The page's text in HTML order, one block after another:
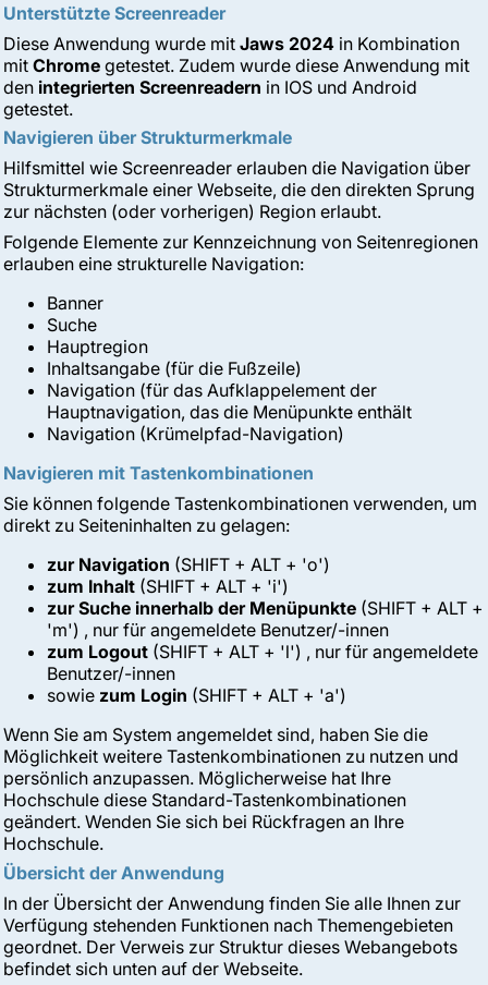
Unterstützte Screenreader
Diese Anwendung wurde mit Jaws 2024 in Kombination
mit Chrome getestet. Zudem wurde diese Anwendung mit
den integrierten Screenreadern in IOS und Android
getestet.
Navigieren über Strukturmerkmale
Hilfsmittel wie Screenreader erlauben die Navigation über
Strukturmerkmale einer Webseite, die den direkten Sprung
zur nächsten (oder vorherigen) Region erlaubt.
Folgende Elemente zur Kennzeichnung von Seitenregionen
erlauben eine strukturelle Navigation:
Banner
Suche
Hauptregion
Inhaltsangabe (für die Fußzeile)
Navigation (für das Aufklappelement der
Hauptnavigation, das die Menüpunkte enthält
Navigation (Krümelpfad-Navigation)
Navigieren mit Tastenkombinationen
Sie können folgende Tastenkombinationen verwenden, um
direkt zu Seiteninhalten zu gelagen:
zur Navigation (SHIFT + ALT + 'o')
zum Inhalt (SHIFT + ALT + 'i')
zur Suche innerhalb der Menüpunkte (SHIFT + ALT +
'm') , nur für angemeldete Benutzer/-innen
zum Logout (SHIFT + ALT + 'l') , nur für angemeldete
Benutzer/-innen
sowie zum Login (SHIFT + ALT + 'a')
Wenn Sie am System angemeldet sind, haben Sie die
Möglichkeit weitere Tastenkombinationen zu nutzen und
persönlich anzupassen. Möglicherweise hat Ihre
Hochschule diese Standard-Tastenkombinationen
geändert. Wenden Sie sich bei Rückfragen an Ihre
Hochschule.
Übersicht der Anwendung
In der Übersicht der Anwendung finden Sie alle Ihnen zur
Verfügung stehenden Funktionen nach Themengebieten
geordnet. Der Verweis zur Struktur dieses Webangebots
befindet sich unten auf der Webseite.